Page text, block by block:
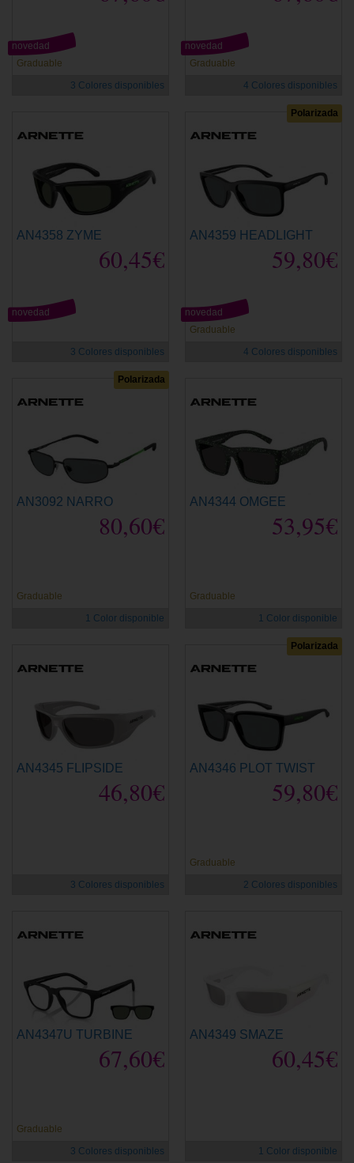
Graduable
novedad
3 Colores disponibles
Graduable
novedad
4 Colores disponibles
AN4358 ZYME
60,45€
novedad
3 Colores disponibles
Polarizada
AN4359 HEADLIGHT
59,80€
Graduable
novedad
4 Colores disponibles
Polarizada
AN3092 NARRO
80,60€
Graduable
1 Color disponible
AN4344 OMGEE
53,95€
Graduable
1 Color disponible
AN4345 FLIPSIDE
46,80€
3 Colores disponibles
Polarizada
AN4346 PLOT TWIST
59,80€
Graduable
2 Colores disponibles
AN4347U TURBINE
67,60€
Graduable
3 Colores disponibles
AN4349 SMAZE
60,45€
1 Color disponible